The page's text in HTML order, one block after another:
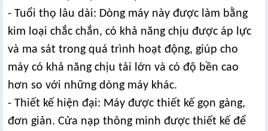
- Tuổi thọ lâu dài: Dòng máy này được làm bằng
kim loại chắc chắn, có khả năng chịu được áp lực
và ma sát trong quá trình hoạt động, giúp cho
máy có khả năng chịu tải lớn và có độ bền cao
hơn so với những dòng máy khác.
- Thiết kế hiện đại: Máy được thiết kế gọn gàng,
đơn giản. Cửa nạp thông minh được thiết kế để